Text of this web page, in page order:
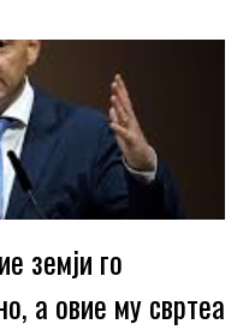
земји го
а овие му свртеа